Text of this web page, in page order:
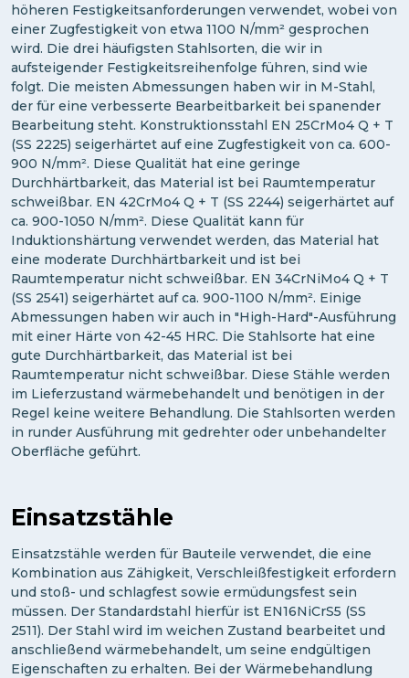
höheren Festigkeitsanforderungen verwendet, wobei von
einer Zugfestigkeit von etwa 1100 N/mm² gesprochen
wird. Die drei häufigsten Stahlsorten, die wir in
aufsteigender Festigkeitsreihenfolge führen, sind wie
folgt. Die meisten Abmessungen haben wir in M-Stahl,
der für eine verbesserte Bearbeitbarkeit bei spanender
Bearbeitung steht. Konstruktionsstahl EN 25CrMo4 Q + T
(SS 2225) seigerhärtet auf eine Zugfestigkeit von ca. 600-
900 N/mm². Diese Qualität hat eine geringe
Durchhärtbarkeit, das Material ist bei Raumtemperatur
schweißbar. EN 42CrMo4 Q + T (SS 2244) seigerhärtet auf
ca. 900-1050 N/mm². Diese Qualität kann für
Induktionshärtung verwendet werden, das Material hat
eine moderate Durchhärtbarkeit und ist bei
Raumtemperatur nicht schweißbar. EN 34CrNiMo4 Q + T
(SS 2541) seigerhärtet auf ca. 900-1100 N/mm². Einige
Abmessungen haben wir auch in "High-Hard"-Ausführung
mit einer Härte von 42-45 HRC. Die Stahlsorte hat eine
gute Durchhärtbarkeit, das Material ist bei
Raumtemperatur nicht schweißbar. Diese Stähle werden
im Lieferzustand wärmebehandelt und benötigen in der
Regel keine weitere Behandlung. Die Stahlsorten werden
in runder Ausführung mit gedrehter oder unbehandelter
Oberfläche geführt.
Einsatzstähle
Einsatzstähle werden für Bauteile verwendet, die eine
Kombination aus Zähigkeit, Verschleißfestigkeit erfordern
und stoß- und schlagfest sowie ermüdungsfest sein
müssen. Der Standardstahl hierfür ist EN16NiCrS5 (SS
2511). Der Stahl wird im weichen Zustand bearbeitet und
anschließend wärmebehandelt, um seine endgültigen
Eigenschaften zu erhalten. Bei der Wärmebehandlung